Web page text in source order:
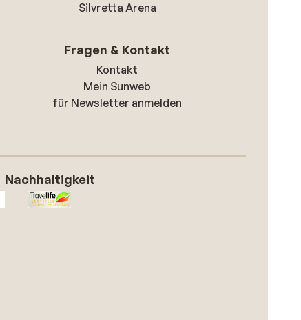
Silvretta Arena
Fragen & Kontakt
Kontakt
Mein Sunweb
für Newsletter anmelden
Nachhaltigkeit